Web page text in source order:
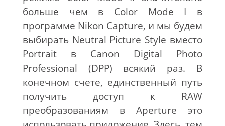
больше чем в Color Mode I в
программе Nikon Capture, и мы будем
выбирать Neutral Picture Style вместо
Portrait в Canon Digital Photo
Professional (DPP) всякий раз. В
конечном счете, единственный путь
получить доступ к RAW
преобразованиям в Aperture это